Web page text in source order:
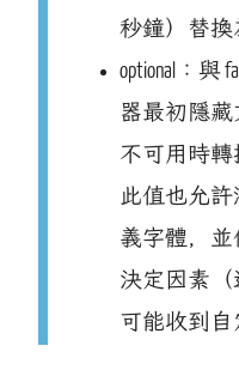
秒鐘）替換
optional：與
器最初隱
不可用時轉
此值也允
義字體，
決定因素
可能收到自